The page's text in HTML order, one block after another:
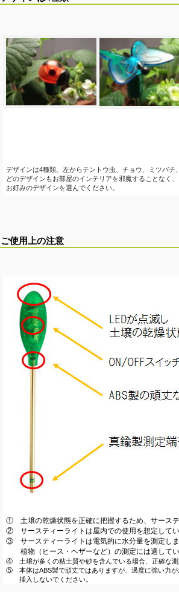
デザインは4種類。左からテントウ虫、チョウ、ミツバチ
どのデザインもお部屋のインテリアを邪魔することなく
お好みのデザインを選んでください。
ご使用上の注意
① 土壌の乾燥状態を正確に把握するため、サーステ
② サースティーライトは屋内での使用を想定してい
③ サースティーライトは電気的に水分量を測定し
植物（ヒース・ヘザーなど）の測定には適してい
④ 土壌が多くの粘土質や砂を含んでいる場合、正確な測
⑤ 本体はABS製で頑丈ではありますが、過度に強い力
挿入しないでください。